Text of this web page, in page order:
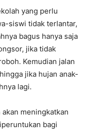
yang perlu
siswi tidak terlantar,
bagus hanya saja
jika tidak
Kemudian jalan
jika hujan anak-
lagi.
meningkatkan
bagi